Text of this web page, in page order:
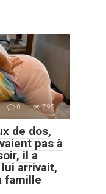
0 795
de dos,
pas à
il a
arrivait,
famille